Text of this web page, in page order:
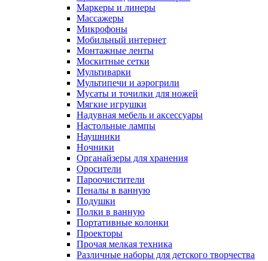
Маркеры и линеры
Массажеры
Микрофоны
Мобильный интернет
Монтажные ленты
Москитные сетки
Мультиварки
Мультипечи и аэрогрили
Мусаты и точилки для ножей
Мягкие игрушки
Надувная мебель и аксессуары
Настольные лампы
Наушники
Ночники
Органайзеры для хранения
Оросители
Пароочистители
Пеналы в ванную
Подушки
Полки в ванную
Портативные колонки
Проекторы
Прочая мелкая техника
Различные наборы для детского творчества